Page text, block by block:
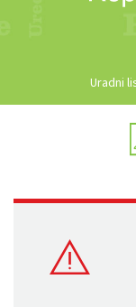
Uradni